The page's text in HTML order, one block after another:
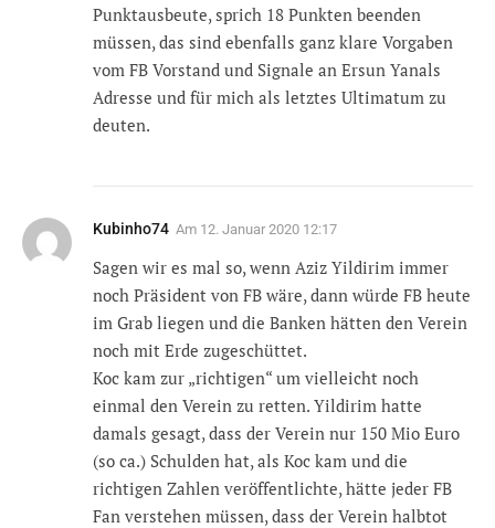
Punktausbeute, sprich 18 Punkten beenden
müssen, das sind ebenfalls ganz klare Vorgaben
vom FB Vorstand und Signale an Ersun Yanals
Adresse und für mich als letztes Ultimatum zu
deuten.
Kubinho74 Am 12. Januar 2020 12:17
Sagen wir es mal so, wenn Aziz Yildirim immer
noch Präsident von FB wäre, dann würde FB heute
im Grab liegen und die Banken hätten den Verein
noch mit Erde zugeschüttet.
Koc kam zur „richtigen“ um vielleicht noch
einmal den Verein zu retten. Yildirim hatte
damals gesagt, dass der Verein nur 150 Mio Euro
(so ca.) Schulden hat, als Koc kam und die
richtigen Zahlen veröffentlichte, hätte jeder FB
Fan verstehen müssen, dass der Verein halbtot